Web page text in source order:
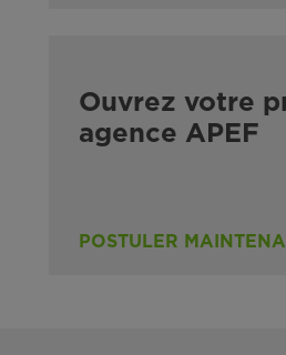
Ouvrez votre
agence APEF
POSTULER